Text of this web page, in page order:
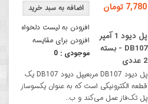
افزودن به لیست دلخواه
افزودن برای مقایسه
موجودی : 0
7,780 تومان
پل دیود 1 آمپر
DB107 - بسته
2 عددی
پل دیود DB107 مربعیپل دیود DB107 یک
قطعه الکترونیکی است که به عنوان یکسوساز
پل تک‌فاز عمل می‌کند و ب..